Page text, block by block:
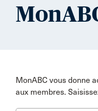
MonABC vous donne
aux membres.